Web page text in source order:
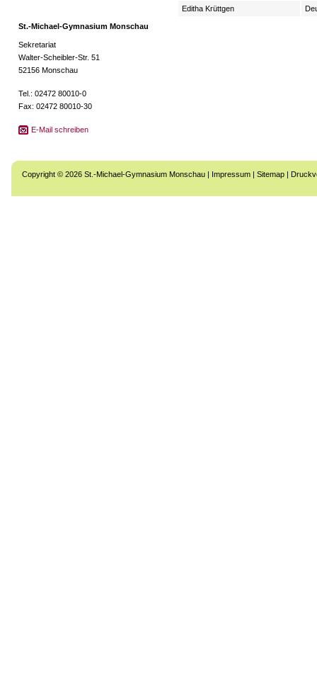
Editha Krüttgen
St.-Michael-Gymnasium Monschau
Sekretariat
Walter-Scheibler-Str. 51
52156 Monschau
Tel.: 02472 80010-0
Fax: 02472 80010-30
E-Mail schreiben
Copyright © 2026 St.-Michael-Gymnasium Monschau | Impressum | Sitemap |